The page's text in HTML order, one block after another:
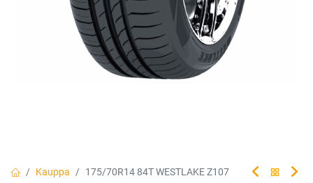
Kauppa 175/70R14 84T WESTLAKE Z107